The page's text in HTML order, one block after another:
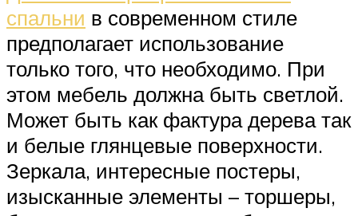
спальни в современном стиле
предполагает использование
только того, что необходимо. При
этом мебель должна быть светлой.
Может быть как фактура дерева так
и белые глянцевые поверхности.
Зеркала, интересные постеры,
изысканные элементы – торшеры,